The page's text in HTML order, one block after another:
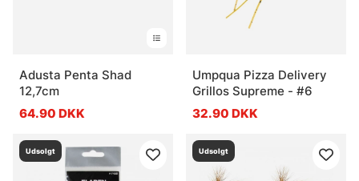
Adusta Penta Shad
12,7cm
64.90 DKK
Umpqua Pizza Delivery
Grillos Supreme - #6
32.90 DKK
Udsolgt Udsolgt